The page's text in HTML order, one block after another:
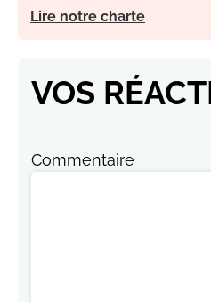
Lire notre charte
VOS
Commentaire